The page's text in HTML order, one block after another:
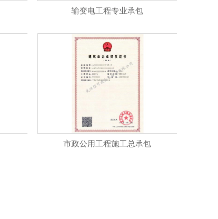
输变电工程专业承包
市政公用工程施工总承包